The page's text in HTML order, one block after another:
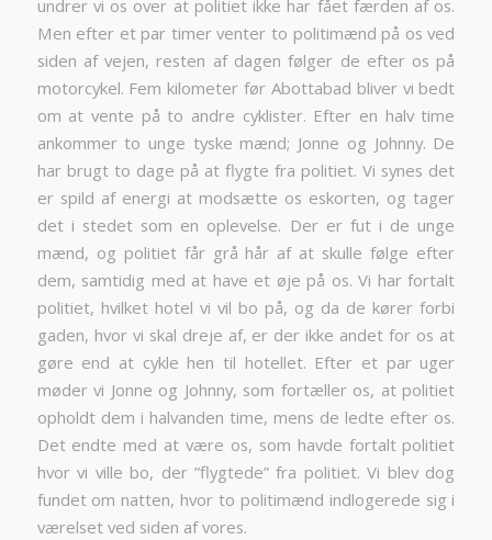
undrer vi os over at politiet ikke har fået færden af os.
Men efter et par timer venter to politimænd på os ved
siden af vejen, resten af dagen følger de efter os på
motorcykel. Fem kilometer før Abottabad bliver vi bedt
om at vente på to andre cyklister. Efter en halv time
ankommer to unge tyske mænd; Jonne og Johnny. De
har brugt to dage på at flygte fra politiet. Vi synes det
er spild af energi at modsætte os eskorten, og tager
det i stedet som en oplevelse. Der er fut i de unge
mænd, og politiet får grå hår af at skulle følge efter
dem, samtidig med at have et øje på os. Vi har fortalt
politiet, hvilket hotel vi vil bo på, og da de kører forbi
gaden, hvor vi skal dreje af, er der ikke andet for os at
gøre end at cykle hen til hotellet. Efter et par uger
møder vi Jonne og Johnny, som fortæller os, at politiet
opholdt dem i halvanden time, mens de ledte efter os.
Det endte med at være os, som havde fortalt politiet
hvor vi ville bo, der ”flygtede” fra politiet. Vi blev dog
fundet om natten, hvor to politimænd indlogerede sig i
værelset ved siden af vores.